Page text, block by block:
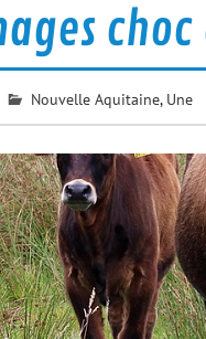
Nouvelle Aquitaine, Une